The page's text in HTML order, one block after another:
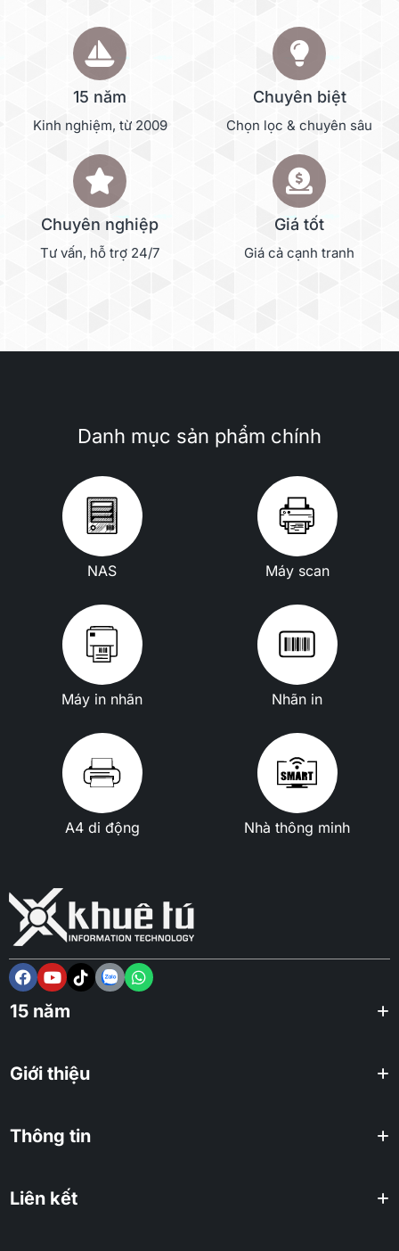
15 năm
Kinh nghiệm, từ 2009
Chuyên biệt
Chọn lọc & chuyên sâu
Chuyên nghiệp
Tư vấn, hỗ trợ 24/7
Giá tốt
Giá cả cạnh tranh
Danh mục sản phẩm chính
NAS Máy scan
Máy in nhãn Nhãn in
A4 di động Nhà thông minh
15 năm
Giới thiệu
Thông tin
Liên kết